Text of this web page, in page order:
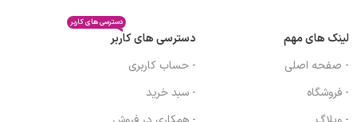
لینک های مهم
- صفحه اصلی
- فروشگاه
دسترسی های کاربر
دسترسی های کاربر
- حساب کاربری
- سبد خرید